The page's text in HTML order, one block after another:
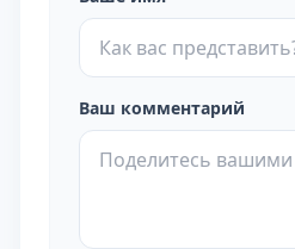
Ваш комментарий